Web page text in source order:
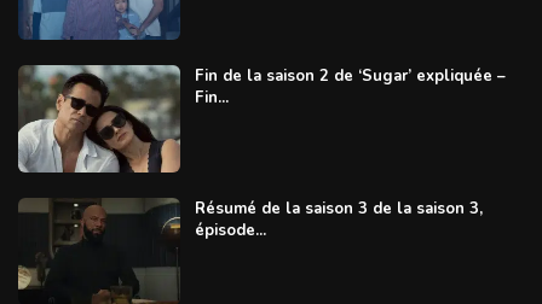
Fin de la saison 2 de ‘Sugar’ expliquée –
Fin...
Résumé de la saison 3 de la saison 3,
épisode...